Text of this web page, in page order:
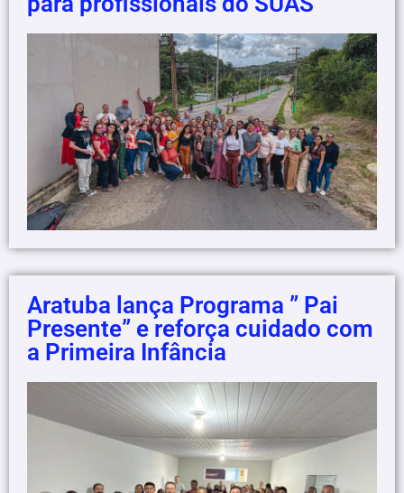
Aratuba lança Programa ” Pai
Presente” e reforça cuidado com
a Primeira Infância